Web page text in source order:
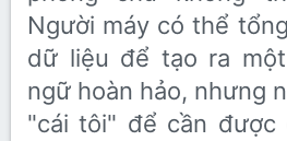
Người máy có thể
dữ liệu để tạo ra
ngữ hoàn hảo, nhưng
"cái tôi" để cần được